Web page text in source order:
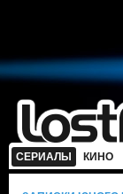
СЕРИАЛЫ КИНО